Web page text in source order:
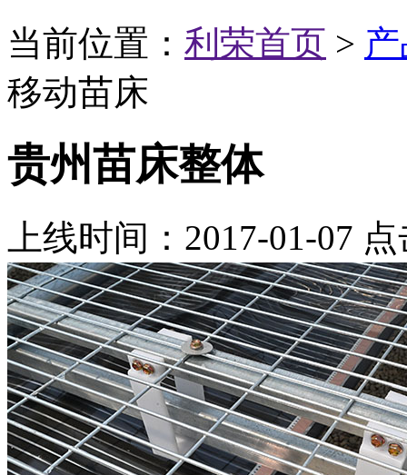
当前位置： 利荣首页 >
移动苗床
贵州苗床整体
上线时间：2017-01-07